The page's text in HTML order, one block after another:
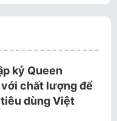
kỷ Queen
chất lượng để
dùng Việt